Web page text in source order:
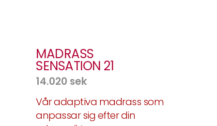
MADRASS
SENSATION 21
14.020 sek
Vår adaptiva madrass som
anpassar sig efter din